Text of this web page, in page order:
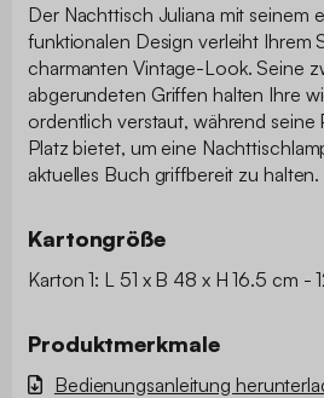
Der Nachttisch Juliana mit seinem
funktionalen Design verleiht Ihrem
charmanten Vintage-Look. Seine
abgerundeten Griffen halten Ihre
ordentlich verstaut, während seine
Platz bietet, um eine
aktuelles Buch griffbereit zu halten.
Kartongröße
Karton 1: L 51 x B 48 x H 16.5 cm -
Produktmerkmale
Bedienungsanleitung